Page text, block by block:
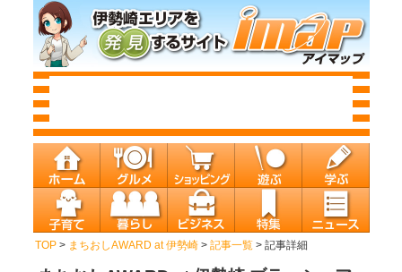
TOP> まちおしAWARD at 伊勢崎> 記事一覧> 記事詳細